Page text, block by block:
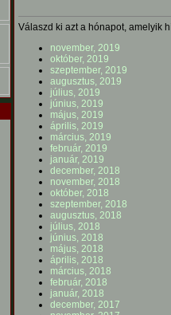
Válaszd ki azt a hónapot, amelyik
november, 2019
október, 2019
szeptember, 2019
augusztus, 2019
július, 2019
június, 2019
május, 2019
április, 2019
március, 2019
február, 2019
január, 2019
december, 2018
november, 2018
október, 2018
szeptember, 2018
augusztus, 2018
július, 2018
június, 2018
május, 2018
április, 2018
március, 2018
február, 2018
január, 2018
december, 2017